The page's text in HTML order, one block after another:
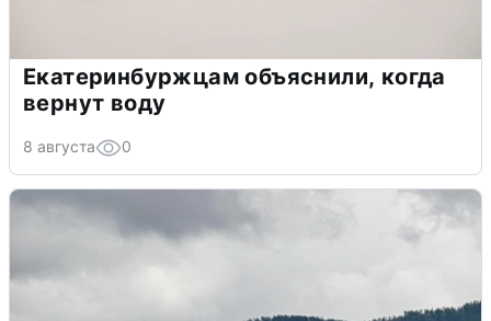
Екатеринбуржцам объяснили, когда
вернут воду
8 августа 0